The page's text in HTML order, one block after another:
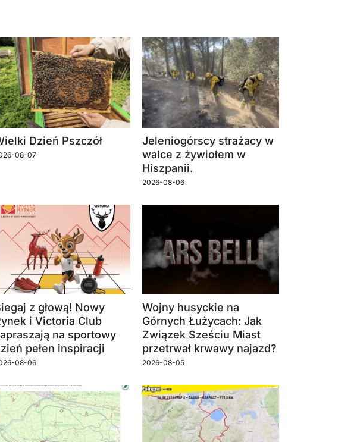
Dzień Pszczół
08-07
Jeleniogórscy strażacy w
walce z żywiołem w
Hiszpanii.
2026-08-06
z głową! Nowy
i Victoria Club
na sportowy
pełen inspiracji
08-06
Wojny husyckie na
Górnych Łużycach: Jak
Związek Sześciu Miast
przetrwał krwawy najazd?
2026-08-05